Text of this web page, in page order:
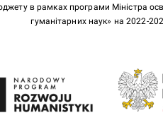
в рамках програми Міністра
гуманітарних наук» на 2022-